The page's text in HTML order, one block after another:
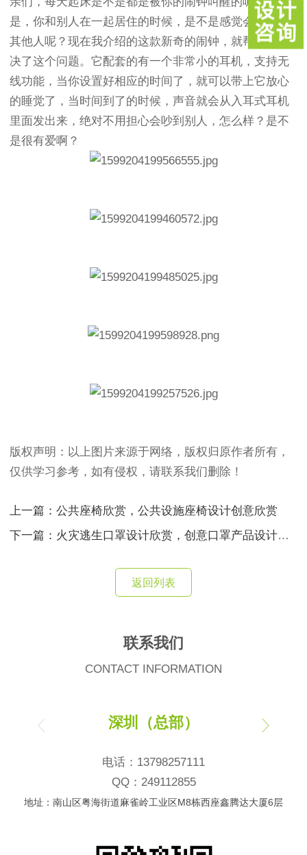
是，你和别人在一起居住的时候，是不是感觉会打扰到
其他人呢？现在我介绍的这款新奇的闹钟，就帮你们解
决了这个问题。它配套的有一个非常小的耳机，支持无
线功能，当你设置好相应的时间了，就可以带上它放心
的睡觉了，当时间到了的时候，声音就会从入耳式耳机
里面发出来，绝对不用担心会吵到别人，怎么样？是不
是很有爱啊？
版权声明：以上图片来源于网络，版权归原作者所有，
仅供学习参考，如有侵权，请联系我们删除！
上一篇：公共座椅欣赏，公共设施座椅设计创意欣赏
下一篇：火灾逃生口罩设计欣赏，创意口罩产品设计案例欣赏
返回列表
联系我们
CONTACT INFORMATION
深圳（总部）
电话：13798257111
QQ：249112855
地址：南山区粤海街道麻雀岭工业区M8栋西座鑫腾达大厦6层